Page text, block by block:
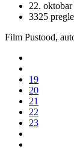
22.
3325
Film Pustood,
19
20
21
22
23